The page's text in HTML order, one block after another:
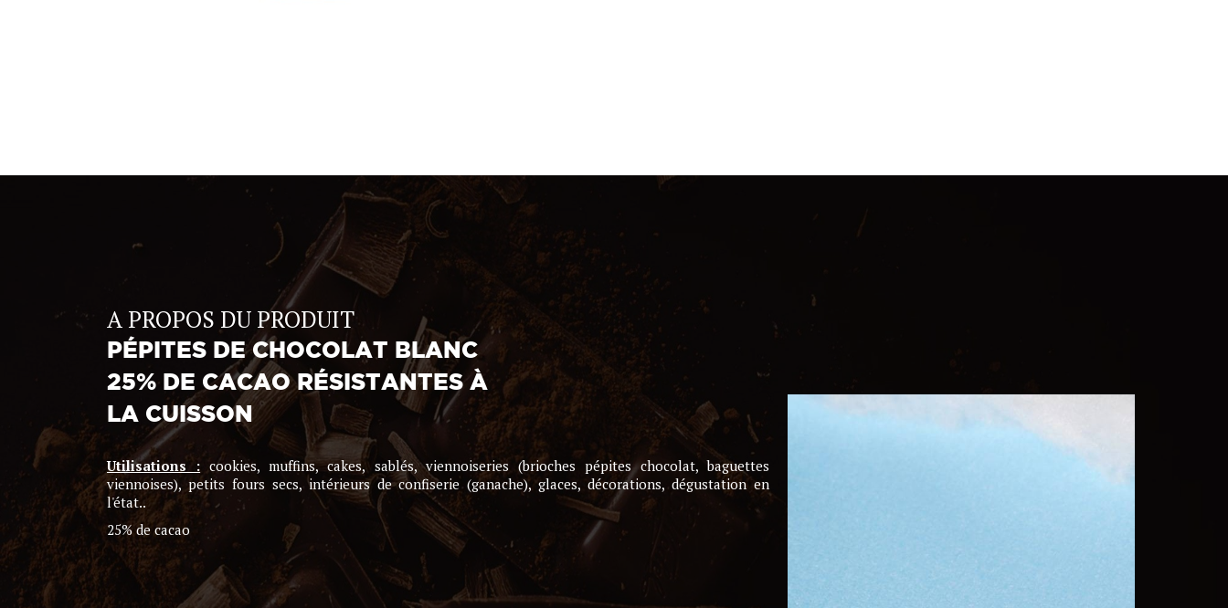
A PROPOS DU PRODUIT
PÉPITES DE CHOCOLAT BLANC
25% DE CACAO RÉSISTANTES À
LA CUISSON
Utilisations : cookies, muffins, cakes, sablés, viennoiseries (brioches pépites chocolat, baguettes
viennoises), petits fours secs, intérieurs de confiserie (ganache), glaces, décorations, dégustation en
l'état..
25% de cacao